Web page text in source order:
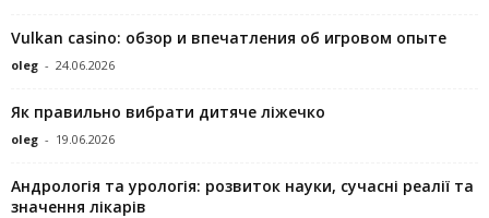
Vulkan casino: обзор и впечатления об игровом опыте
oleg - 24.06.2026
Як правильно вибрати дитяче ліжечко
oleg - 19.06.2026
Андрологія та урологія: розвиток науки, сучасні реалії та
значення лікарів